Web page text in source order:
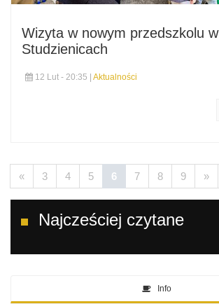
Wizyta w nowym przedszkolu w
Studzienicach
12 Lut - 20:35 | Aktualności
« 3 4 5 6 7 8 9 »
Najcześciej czytane
Info